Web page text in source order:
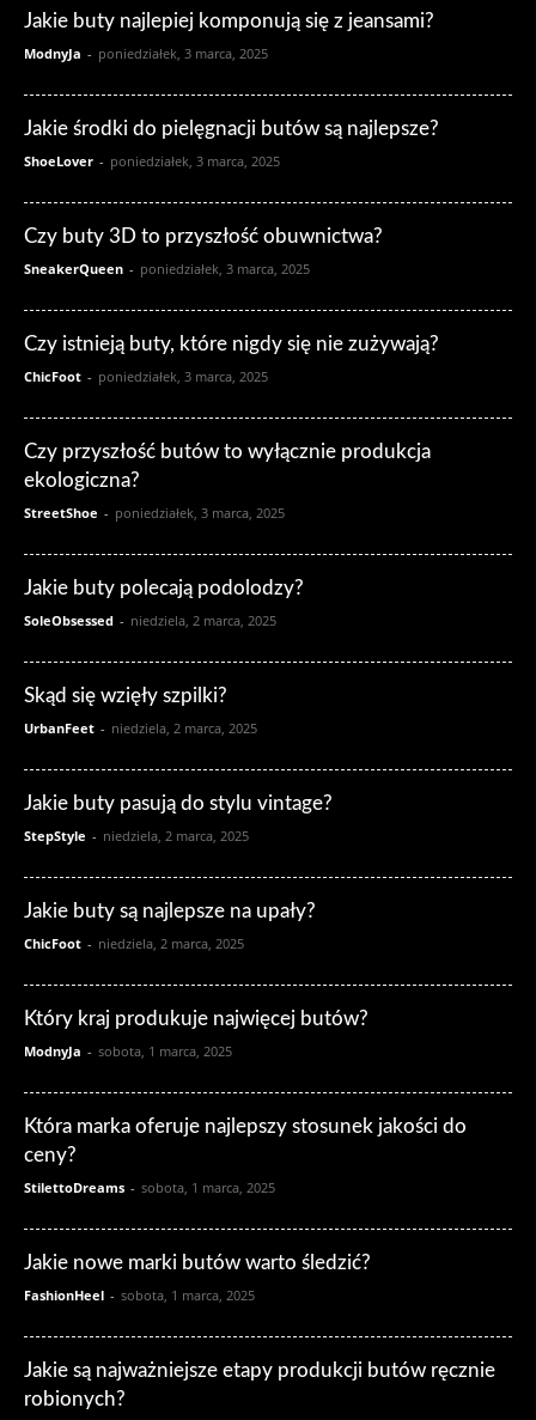
Jakie buty najlepiej komponują się z jeansami?
ModnyJa - poniedziałek, 3 marca, 2025
Jakie środki do pielęgnacji butów są najlepsze?
ShoeLover - poniedziałek, 3 marca, 2025
Czy buty 3D to przyszłość obuwnictwa?
SneakerQueen - poniedziałek, 3 marca, 2025
Czy istnieją buty, które nigdy się nie zużywają?
ChicFoot - poniedziałek, 3 marca, 2025
Czy przyszłość butów to wyłącznie produkcja
ekologiczna?
StreetShoe - poniedziałek, 3 marca, 2025
Jakie buty polecają podolodzy?
SoleObsessed - niedziela, 2 marca, 2025
Skąd się wzięły szpilki?
UrbanFeet - niedziela, 2 marca, 2025
Jakie buty pasują do stylu vintage?
StepStyle - niedziela, 2 marca, 2025
Jakie buty są najlepsze na upały?
ChicFoot - niedziela, 2 marca, 2025
Który kraj produkuje najwięcej butów?
ModnyJa - sobota, 1 marca, 2025
Która marka oferuje najlepszy stosunek jakości do
ceny?
StilettoDreams - sobota, 1 marca, 2025
Jakie nowe marki butów warto śledzić?
FashionHeel - sobota, 1 marca, 2025
Jakie są najważniejsze etapy produkcji butów ręcznie
robionych?